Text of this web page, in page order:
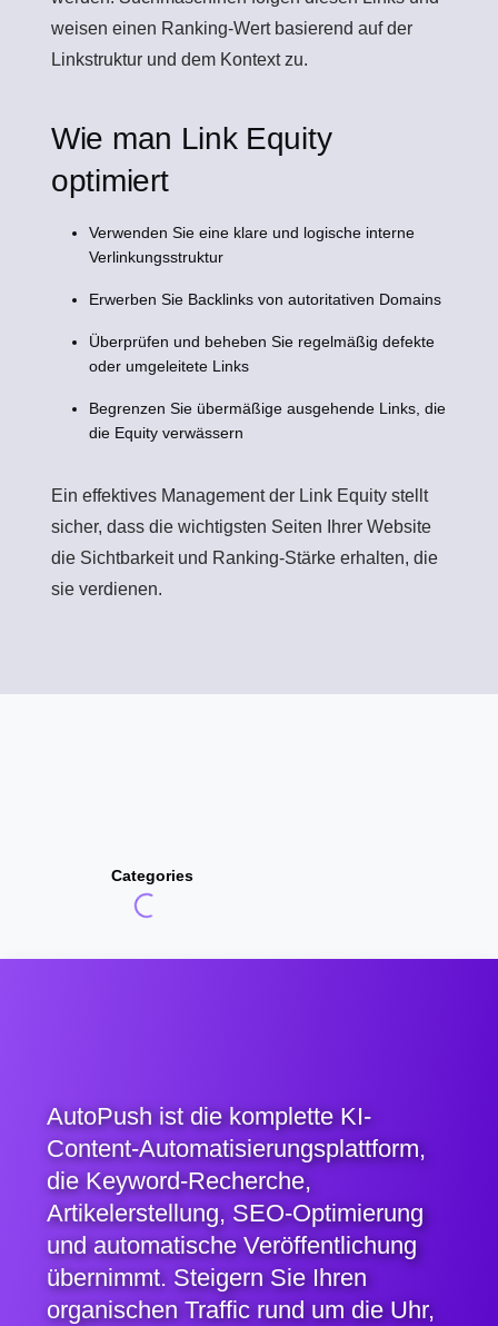
weisen einen Ranking-Wert basierend auf der
Linkstruktur und dem Kontext zu.
Wie man Link Equity
optimiert
Verwenden Sie eine klare und logische interne
Verlinkungsstruktur
Erwerben Sie Backlinks von autoritativen Domains
Überprüfen und beheben Sie regelmäßig defekte
oder umgeleitete Links
Begrenzen Sie übermäßige ausgehende Links, die
die Equity verwässern
Ein effektives Management der Link Equity stellt
sicher, dass die wichtigsten Seiten Ihrer Website
die Sichtbarkeit und Ranking-Stärke erhalten, die
sie verdienen.
Categories
AutoPush ist die komplette KI-
Content-Automatisierungsplattform,
die Keyword-Recherche,
Artikelerstellung, SEO-Optimierung
und automatische Veröffentlichung
übernimmt. Steigern Sie Ihren
organischen Traffic rund um die Uhr,